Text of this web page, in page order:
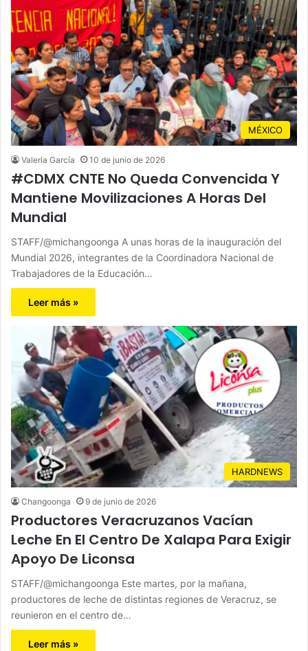
MÉXICO
Valeria García 10 de junio de 2026
#CDMX CNTE No Queda Convencida Y
Mantiene Movilizaciones A Horas Del
Mundial
STAFF/@michangoonga A unas horas de la inauguración del
Mundial 2026, integrantes de la Coordinadora Nacional de
Trabajadores de la Educación…
Leer más »
HARDNEWS
Changoonga 9 de junio de 2026
Productores Veracruzanos Vacían
Leche En El Centro De Xalapa Para Exigir
Apoyo De Liconsa
STAFF/@michangoonga Este martes, por la mañana,
productores de leche de distintas regiones de Veracruz, se
reunieron en el centro de…
Leer más »